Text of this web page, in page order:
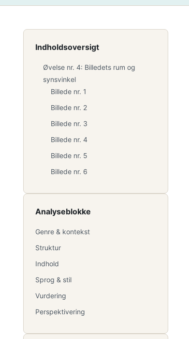
Indholdsoversigt
Øvelse nr. 4: Billedets rum og
synsvinkel
Billede nr. 1
Billede nr. 2
Billede nr. 3
Billede nr. 4
Billede nr. 5
Billede nr. 6
Analyseblokke
Genre & kontekst
Struktur
Indhold
Sprog & stil
Vurdering
Perspektivering